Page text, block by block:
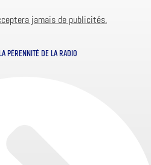
jamais de publicités.
PÉRENNITÉ DE LA RADIO